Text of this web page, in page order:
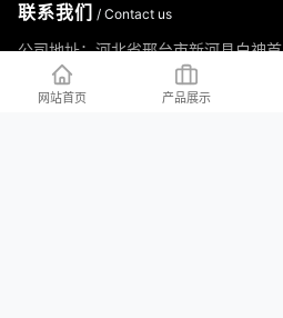
联系我们 / Contact us
公司地址：河北省邢台市新河县白神
公司邮箱：2176997023@qq.com
网站首页 产品展示